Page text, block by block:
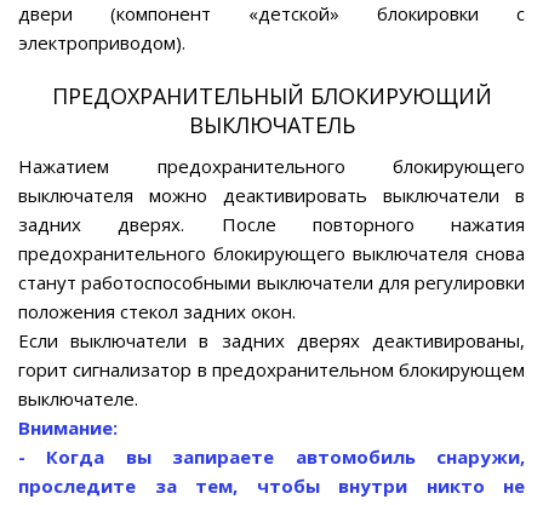
двери (компонент «детской» блокировки с
электроприводом).
ПРЕДОХРАНИТЕЛЬНЫЙ БЛОКИРУЮЩИЙ
ВЫКЛЮЧАТЕЛЬ
Нажатием предохранительного блокирующего
выключателя можно деактивировать выключатели в
задних дверях. После повторного нажатия
предохранительного блокирующего выключателя снова
станут работоспособными выключатели для регулировки
положения стекол задних окон.
Если выключатели в задних дверях деактивированы,
горит сигнализатор в предохранительном блокирующем
выключателе.
Внимание:
- Когда вы запираете автомобиль снаружи,
проследите за тем, чтобы внутри никто не